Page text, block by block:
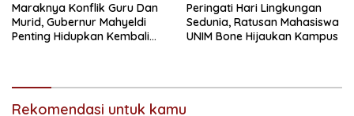
Maraknya Konflik Guru Dan
Murid, Gubernur Mahyeldi
Penting Hidupkan Kembali
Peringati Hari Lingkungan
Sedunia, Ratusan Mahasiswa
UNIM Bone Hijaukan Kampus
Rekomendasi untuk kamu